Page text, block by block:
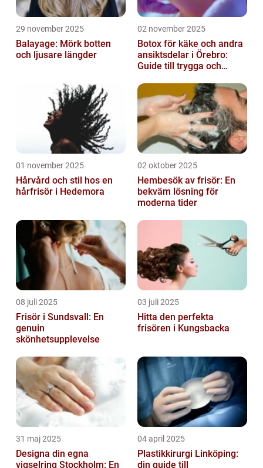
29 november 2025
Balayage: Mörk botten
och ljusare längder
02 november 2025
Botox för käke och andra
ansiktsdelar i Örebro:
Guide till trygga och
01 november 2025
Hårvård och stil hos en
hårfrisör i Hedemora
02 oktober 2025
Hembesök av frisör: En
bekväm lösning för
moderna tider
08 juli 2025
Frisör i Sundsvall: En
genuin
skönhetsupplevelse
03 juli 2025
Hitta den perfekta
frisören i Kungsbacka
31 maj 2025
Designa din egna
vigselring Stockholm: En
04 april 2025
Plastikkirurgi Linköping:
din guide till